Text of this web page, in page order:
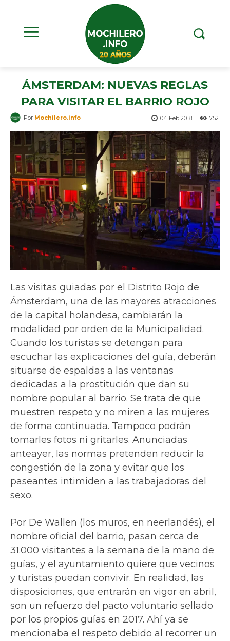
ÁMSTERDAM: NUEVAS REGLAS
PARA VISITAR EL BARRIO ROJO
752
04 Feb 2018
Por Mochilero.info
Las visitas guiadas por el Distrito Rojo de
Ámsterdam, una de las mayores atracciones
de la capital holandesa, cambiarán la
modalidad por orden de la Municipalidad.
Cuando los turistas se detengan para
escuchar las explicaciones del guía, deberán
situarse de espaldas a las ventanas
dedicadas a la prostitución que dan su
nombre popular al barrio. Se trata de que
muestren respeto y no miren a las mujeres
de forma continuada. Tampoco podrán
tomarles fotos ni gritarles. Anunciadas
anteayer, las normas pretenden reducir la
congestión de la zona y evitar que los
paseantes intimiden a las trabajadoras del
sexo.
Por De Wallen (los muros, en neerlandés), el
nombre oficial del barrio, pasan cerca de
31.000 visitantes a la semana de la mano de
guías, y el ayuntamiento quiere que vecinos
y turistas puedan convivir. En realidad, las
disposiciones, que entrarán en vigor en abril,
son un refuerzo del pacto voluntario sellado
por los propios guías en 2017. Ahí ya se
mencionaba el respeto debido al recorrer un